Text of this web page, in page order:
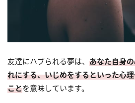
友達にハブられる夢は、 あなた自身
れにする、いじめをするといった心
ことを意味しています。